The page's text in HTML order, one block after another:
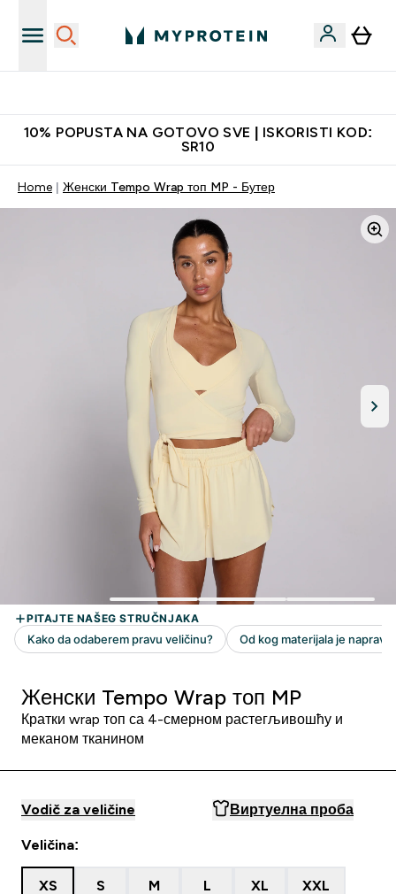
10% POPUSTA NA GOTOVO SVE | ISKORISTI KOD:
SR10
Home Женски Tempo Wrap топ MP - Бутер
Женски Tempo Wrap топ MP
Кратки wrap топ са 4-смерном растегљивошћу и
меканом тканином
Vodič za veličine Виртуелна проба
Veličina:
XS S M L XL XXL